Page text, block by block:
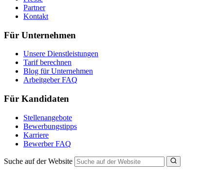
Partner
Kontakt
Für Unternehmen
Unsere Dienstleistungen
Tarif berechnen
Blog für Unternehmen
Arbeitgeber FAQ
Für Kandidaten
Stellenangebote
Bewerbungstipps
Karriere
Bewerber FAQ
Suche auf der Website